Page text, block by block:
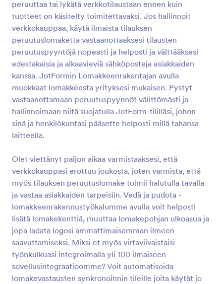
peruuttaa tai lykätä verkkotilaustaan ​​ennen kuin
tuotteet on käsitelty toimitettavaksi. Jos hallinnoit
verkkokauppaa, käytä ilmaista tilauksen
peruutuslomaketta vastaanottaaksesi tilausten
peruutuspyyntöjä nopeasti ja helposti ja välttääksesi
edestakaisia ​​ja aikaavieviä sähköposteja asiakkaiden
kanssa. JotFormin Lomakkeenrakentajan avulla
muokkaat lomakkeesta yrityksesi mukaisen. Pystyt
vastaanottamaan peruutuspyynnöt välittömästi ja
hallinnoimaan niitä suojatulla JotForm-tililläsi, johon
sinä ja henkilökuntasi pääsette helposti millä tahansa
laitteella.
Olet viettänyt paljon aikaa varmistaaksesi, että
verkkokauppasi erottuu joukosta, joten varmista, että
myös tilauksen peruutuslomake toimii halutulla tavalla
ja vastaa asiakkaiden tarpeisiin. Vedä ja pudota -
lomakkeenrakennustyökalumme avulla voit helposti
lisätä lomakekenttiä, muuttaa lomakepohjan ulkoasua ja
jopa ladata logosi ammattimaisemman ilmeen
saavuttamiseksi. Miksi et myös virtaviivaistaisi
työnkulkuasi integroimalla yli 100 ilmaiseen
sovellusintegraatioomme? Voit automatisoida
lomakevastausten synkronoinnin tileille joita käytät jo
Esikatselu
Lääkärin Lähetelomake
Lääkärin lähetelomakkeella pyritään ensisijaisesti
lähettämään potilaan tiedot toiselle lääkärille, joka on